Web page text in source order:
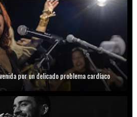
por un delicado problema cardíaco